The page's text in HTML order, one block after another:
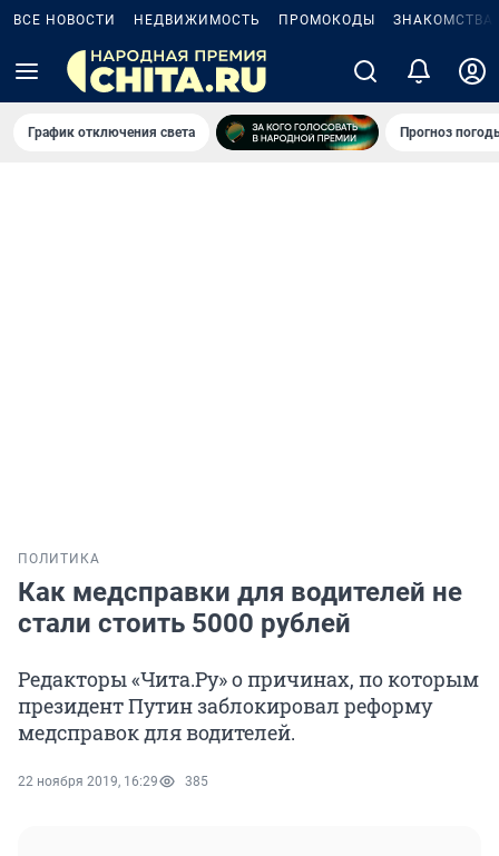
ВСЕ НОВОСТИ НЕДВИЖИМОСТЬ ПРОМОКОДЫ ЗНАКОМСТВА
График отключения света Прогноз
ПОЛИТИКА
Как медсправки для водителей не
стали стоить 5000 рублей
Редакторы «Чита.Ру» о причинах, по которым
президент Путин заблокировал реформу
медсправок для водителей.
22 ноября 2019, 16:29 385